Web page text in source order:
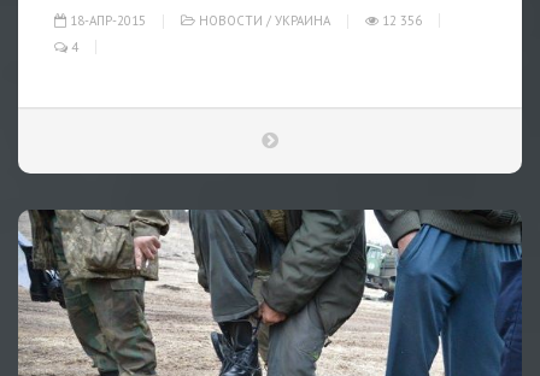
18-АПР-2015 НОВОСТИ / УКРАИНА
12 356
4